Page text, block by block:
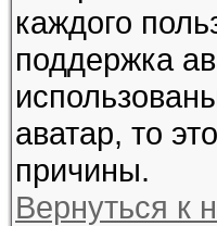
каждого
поддержка
аватар, то
причины.
Вернуться к